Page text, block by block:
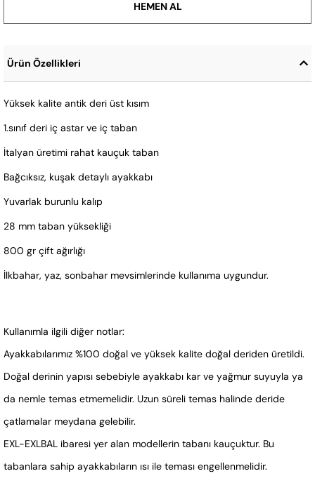
Ürün Özellikleri
Yüksek kalite antik deri üst kısım
1.sınıf deri iç astar ve iç taban
İtalyan üretimi rahat kauçuk taban
Bağcıksız, kuşak detaylı ayakkabı
Yuvarlak burunlu kalıp
28 mm taban yüksekliği
800 gr çift ağırlığı
İlkbahar, yaz, sonbahar mevsimlerinde kullanıma uygundur.
Kullanımla ilgili diğer notlar:
Ayakkabılarımız %100 doğal ve yüksek kalite doğal deriden üretildi.
Doğal derinin yapısı sebebiyle ayakkabı kar ve yağmur suyuyla ya
da nemle temas etmemelidir. Uzun süreli temas halinde deride
çatlamalar meydana gelebilir.
EXL-EXLBAL ibaresi yer alan modellerin tabanı kauçuktur. Bu
tabanlara sahip ayakkabıların ısı ile teması engellenmelidir.